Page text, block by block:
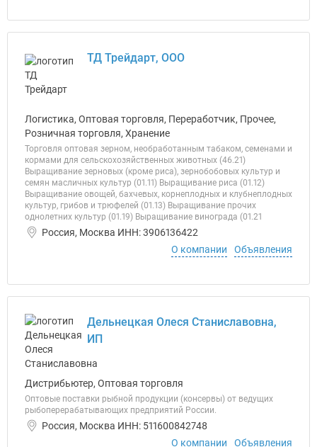
ТД Трейдарт, ООО
Логистика, Оптовая торговля, Переработчик, Прочее,
Розничная торговля, Хранение
Торговля оптовая зерном, необработанным табаком, семенами и
кормами для сельскохозяйственных животных (46.21)
Выращивание зерновых (кроме риса), зернобобовых культур и
семян масличных культур (01.11) Выращивание риса (01.12)
Выращивание овощей, бахчевых, корнеплодных и клубнеплодных
культур, грибов и трюфелей (01.13) Выращивание прочих
однолетних культур (01.19) Выращивание винограда (01.21
Россия, Москва ИНН: 3906136422
О компании
Объявления
Дельнецкая Олеся Станиславовна,
ИП
Дистрибьютер, Оптовая торговля
Оптовые поставки рыбной продукции (консервы) от ведущих
рыбоперерабатывающих предприятий России.
Россия, Москва ИНН: 511600842748
О компании
Объявления